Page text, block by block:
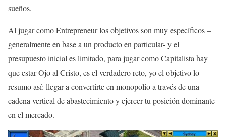
sueños.
Al jugar como Entrepreneur los objetivos son muy específicos –
generalmente en base a un producto en particular- y el
presupuesto inicial es limitado, para jugar como Capitalista hay
que estar Ojo al Cristo, es el verdadero reto, yo el objetivo lo
resumo así: llegar a convertirte en monopolio a través de una
cadena vertical de abastecimiento y ejercer tu posición dominante
en el mercado.